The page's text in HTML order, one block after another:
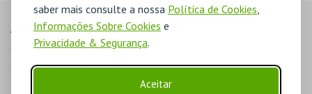
saber mais consulte a nossa Política de Cookies
Informações Sobre Cookies e
Privacidade & Segurança.
Aceitar
AINDA NÃO ESTOU REGISTADO
O registo na plataforma BOL permite-lhe acompanhar as suas
compras na área de cliente.